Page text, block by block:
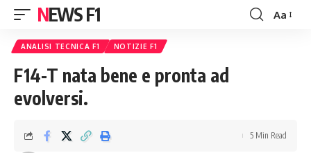
NEWS F1
Font
Aa
ANALISI TECNICA F1 NOTIZIE F1
F14-T nata bene e pronta ad
evolversi.
5 Min Read